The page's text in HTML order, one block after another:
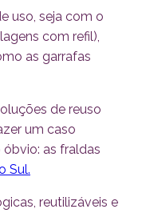
uso, seja com o
com refil),
as garrafas
de reuso
um caso
as fraldas
Sul.
reutilizáveis e